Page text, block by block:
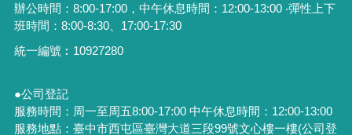
辦公時間：8:00-17:00，中午休息時間：12:00-13:00 ‧彈性上下
班時間：8:00-8:30、17:00-17:30
統一編號︰ 10927280
●公司登記
服務時間：周一至周五8:00-17:00 中午休息時間：12:00-13:00
服務地點：臺中市西屯區臺灣大道三段99號文心樓一樓(公司登